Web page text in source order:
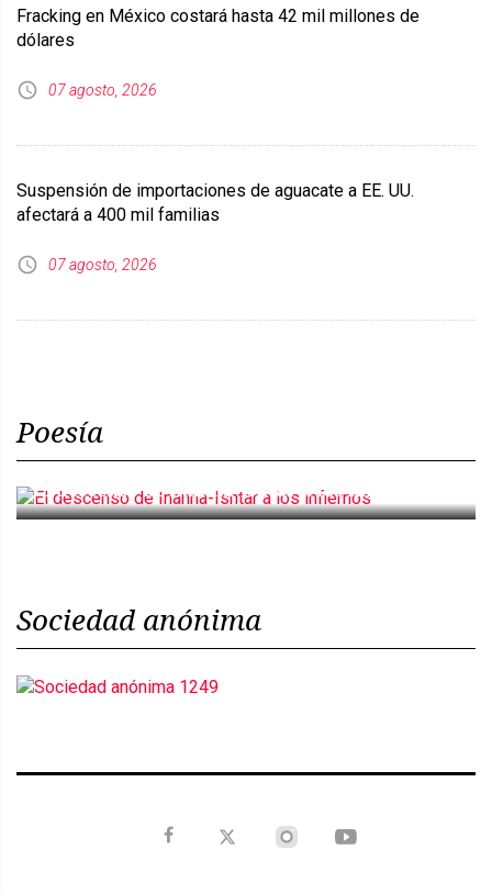
Fracking en México costará hasta 42 mil millones de
dólares
07 agosto, 2026
Suspensión de importaciones de aguacate a EE. UU.
afectará a 400 mil familias
07 agosto, 2026
Poesía
El descenso de Inanna-Ishtar a los infiernos
Sociedad anónima